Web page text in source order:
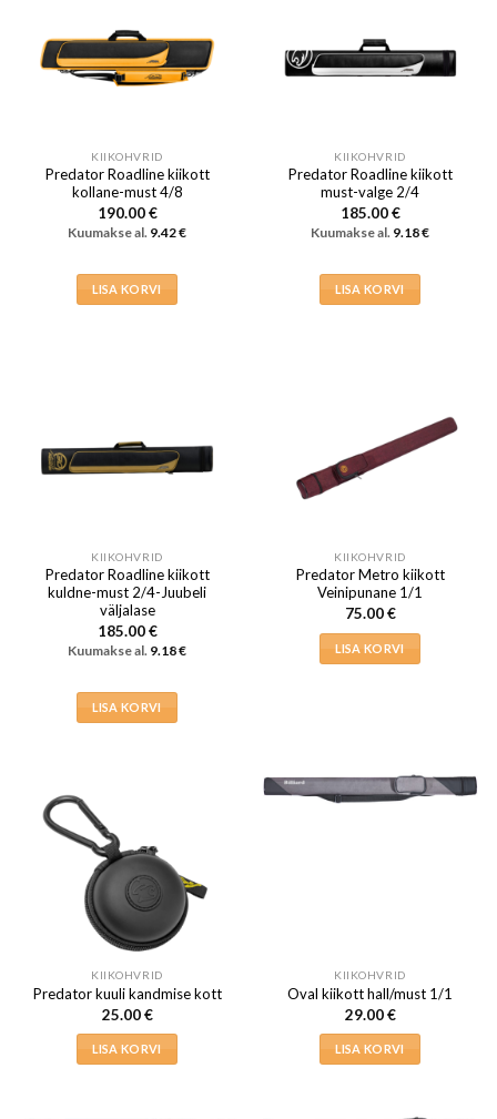
KIIKOHVRID
Predator Roadline kiikott
kollane-must 4/8
190.00€
Kuumakse al. 9.42€
LISA KORVI
KIIKOHVRID
Predator Roadline kiikott
must-valge 2/4
185.00€
Kuumakse al. 9.18€
LISA KORVI
KIIKOHVRID
Predator Roadline kiikott
kuldne-must 2/4-Juubeli
väljalase
185.00€
Kuumakse al. 9.18€
LISA KORVI
KIIKOHVRID
Predator Metro kiikott
Veinipunane 1/1
75.00€
LISA KORVI
KIIKOHVRID
Predator kuuli kandmise kott
25.00€
LISA KORVI
KIIKOHVRID
Oval kiikott hall/must 1/1
29.00€
LISA KORVI